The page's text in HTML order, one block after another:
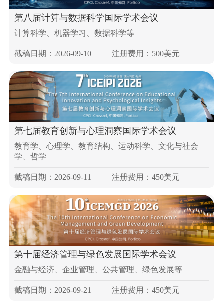
第八届计算与数据科学国际学术会议
计算科学、机器学习、数据科学等
截稿日期：2026-09-10 注册费用：500美元
第七届教育创新与心理洞察国际学术会议
教育学、心理学、教育结构、运动科学、文化与社会
学、哲学
截稿日期：2026-09-11 注册费用：450美元
第十届经济管理与绿色发展国际学术会议
金融与经济、企业管理、公共管理、绿色发展等
截稿日期：2026-09-21 注册费用：450美元